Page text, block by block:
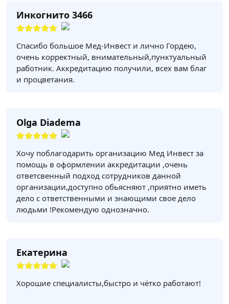
Инкогнито 3466
Спасибо большое Мед-Инвест и лично Гордею,
очень корректный, внимательный,пунктуальный
работник. Аккредитацию получили, всех вам благ
и процветания.
Olga Diadema
Хочу поблагодарить организацию Мед Инвест за
помощь в оформлении аккредитации ,очень
ответсвенный подход сотрудников данной
организации,доступно обьясняют ,приятно иметь
дело с ответственными и знающими свое дело
людьми !Рекомендую однозначно.
Екатерина
Хорошие специалисты,быстро и чётко работают!